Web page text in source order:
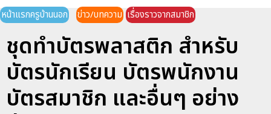
หน้าแรกครูบ้านนอก ข่าว/บทความ เรื่องราวจากสมาชิก
ชุดทำบัตรพลาสติก สำหรับ
บัตรนักเรียน บัตรพนักงาน
บัตรสมาชิก และอื่นๆ อย่าง